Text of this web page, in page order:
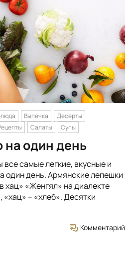
Выпечка
Десерты
Салаты Супы
один день
все самые легкие, вкусные и
один день. Армянские лепешки
хац» «Женгял» на диалекте
«хац» – «хлеб». Десятки
Комментарий